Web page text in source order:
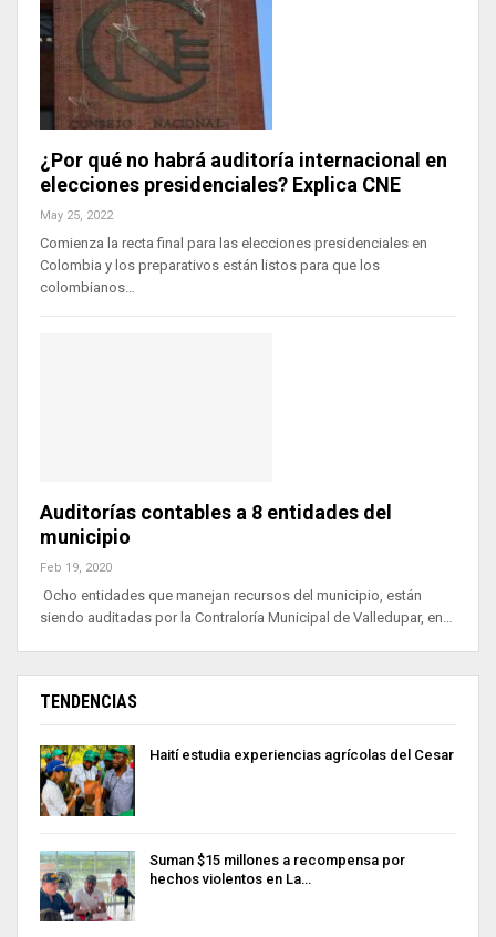
¿Por qué no habrá auditoría internacional en
elecciones presidenciales? Explica CNE
May 25, 2022
Comienza la recta final para las elecciones presidenciales en
Colombia y los preparativos están listos para que los
colombianos…
Auditorías contables a 8 entidades del
municipio
Feb 19, 2020
Ocho entidades que manejan recursos del municipio, están
siendo auditadas por la Contraloría Municipal de Valledupar, en…
TENDENCIAS
Haití estudia experiencias agrícolas del Cesar
Suman $15 millones a recompensa por
hechos violentos en La…